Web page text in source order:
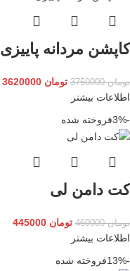
کاپشن مردانه پاییزی
تومان3750000 تومان
اطلاعات بیشتر
-3%
فروخته شده
کت دامن لی
تومان460000 تومان
اطلاعات بیشتر
-13%
فروخته شده